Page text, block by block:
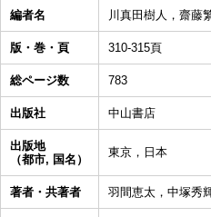
編者名 川真田樹人，齋藤
版・巻・頁 310-315頁
総ページ数 783
出版社 中山書店
出版地
（都市, 国名）
東京，日本
著者・共著者 羽間恵太，中塚秀